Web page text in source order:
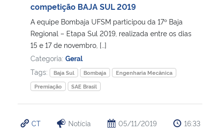
competição BAJA SUL 2019
A equipe Bombaja UFSM participou da 17º Baja
Regional – Etapa Sul 2019, realizada entre os dias
15 e 17 de novembro, […]
Categoria: Geral
Tags:
Baja Sul Bombaja
Engenharia Mecânica
Premiação
SAE Brasil
CT Notícia 05/11/2019 16:33